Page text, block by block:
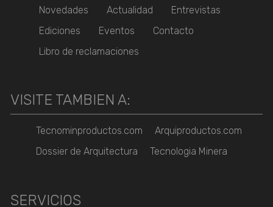
Novedades
Actualidad
Entrevistas
Ediciones
Eventos
Contacto
Libro de reclamaciones
VISITE TAMBIEN A:
Tecnominproductos.com
Arquiproductos.com
Dossier de Arquitectura
Tecnologia Minera
SERVICIOS